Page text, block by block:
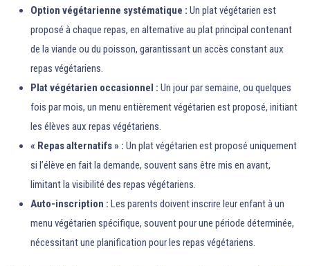
Option végétarienne systématique : Un plat végétarien est
proposé à chaque repas, en alternative au plat principal contenant
de la viande ou du poisson, garantissant un accès constant aux
repas végétariens.
Plat végétarien occasionnel : Un jour par semaine, ou quelques
fois par mois, un menu entièrement végétarien est proposé, initiant
les élèves aux repas végétariens.
« Repas alternatifs » : Un plat végétarien est proposé uniquement
si l’élève en fait la demande, souvent sans être mis en avant,
limitant la visibilité des repas végétariens.
Auto-inscription : Les parents doivent inscrire leur enfant à un
menu végétarien spécifique, souvent pour une période déterminée,
nécessitant une planification pour les repas végétariens.